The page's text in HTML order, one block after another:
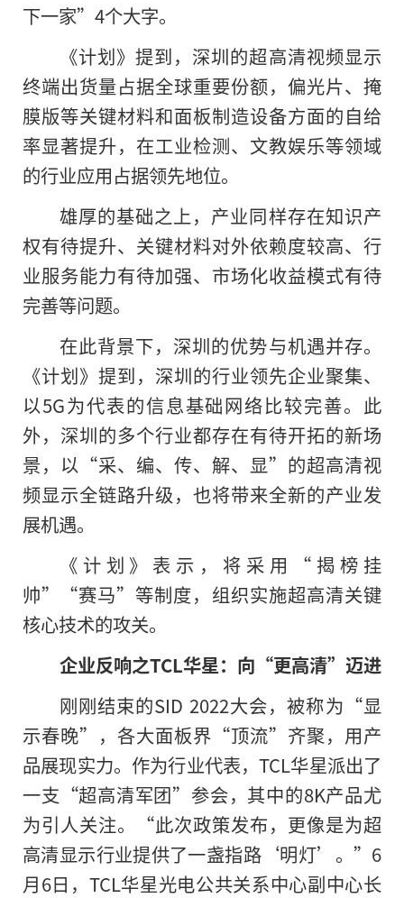
下一家”4个大字。
《计划》提到，深圳的超高清视频显示
终端出货量占据全球重要份额，偏光片、掩
膜版等关键材料和面板制造设备方面的自给
率显著提升，在工业检测、文教娱乐等领域
的行业应用占据领先地位。
雄厚的基础之上，产业同样存在知识产
权有待提升、关键材料对外依赖度较高、行
业服务能力有待加强、市场化收益模式有待
完善等问题。
在此背景下，深圳的优势与机遇并存。
《计划》提到，深圳的行业领先企业聚集、
以5G为代表的信息基础网络比较完善。此
外，深圳的多个行业都存在有待开拓的新场
景，以“采、编、传、解、显” 的超高清视
频显示全链路升级，也将带来全新的产业发
展机遇。
《计划》表示，将采用“揭榜挂
帅”“赛马”等制度，组织实施超高清关键
核心技术的攻关。
企业反响之TCL华星：向“更高清”迈进
刚刚结束的SID 2022大会，被称为“显
示春晚”，各大面板界“顶流”齐聚，用产
品展现实力。作为行业代表，TCL华星派出了
一支“超高清军团”参会，其中的8K产品尤
为引人关注。“此次政策发布，更像是为超
高清显示行业提供了一盏指路‘明灯’。”6
月6日，TCL华星光电公共关系中心副中心长